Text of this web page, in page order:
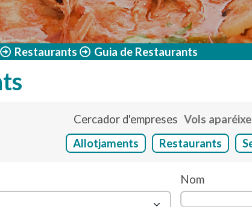
Restaurants Guia de Restaurants
Cercador d'empreses Vols
Allotjaments
Restaurants
Nom